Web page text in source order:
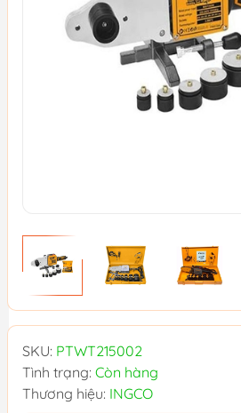
SKU: PTWT215002
Tình trạng: Còn hàng
Thương hiệu: INGCO